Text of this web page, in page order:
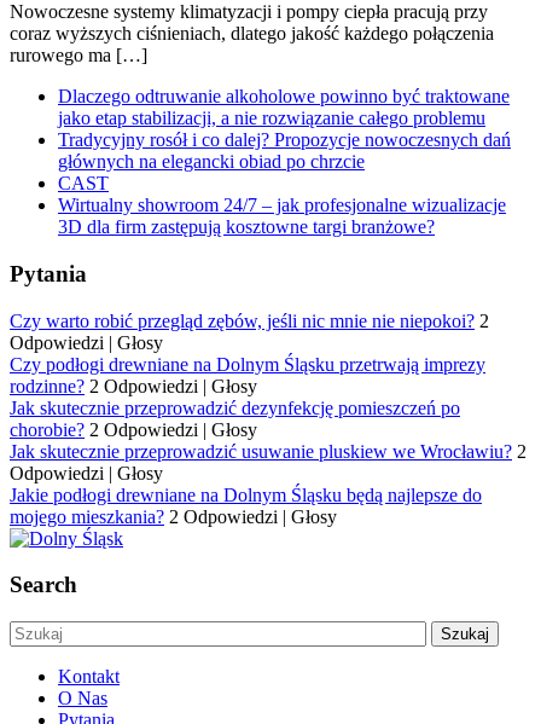
Nowoczesne systemy klimatyzacji i pompy ciepła pracują przy
coraz wyższych ciśnieniach, dlatego jakość każdego połączenia
rurowego ma […]
Dlaczego odtruwanie alkoholowe powinno być traktowane
jako etap stabilizacji, a nie rozwiązanie całego problemu
Tradycyjny rosół i co dalej? Propozycje nowoczesnych dań
głównych na elegancki obiad po chrzcie
CAST
Wirtualny showroom 24/7 – jak profesjonalne wizualizacje
3D dla firm zastępują kosztowne targi branżowe?
Pytania
Czy warto robić przegląd zębów, jeśli nic mnie nie niepokoi? 2
Odpowiedzi | Głosy
Czy podłogi drewniane na Dolnym Śląsku przetrwają imprezy
rodzinne? 2 Odpowiedzi | Głosy
Jak skutecznie przeprowadzić dezynfekcję pomieszczeń po
chorobie? 2 Odpowiedzi | Głosy
Jak skutecznie przeprowadzić usuwanie pluskiew we Wrocławiu? 2
Odpowiedzi | Głosy
Jakie podłogi drewniane na Dolnym Śląsku będą najlepsze do
mojego mieszkania? 2 Odpowiedzi | Głosy
Search
Kontakt
O Nas
Pytania